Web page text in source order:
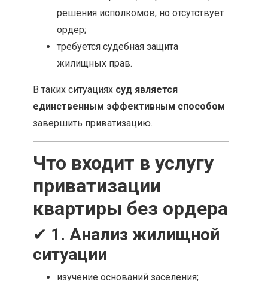
решения исполкомов, но отсутствует
ордер;
требуется судебная защита
жилищных прав.
В таких ситуациях суд является
единственным эффективным способом
завершить приватизацию.
Что входит в услугу
приватизации
квартиры без ордера
✔ 1. Анализ жилищной
ситуации
изучение оснований заселения;